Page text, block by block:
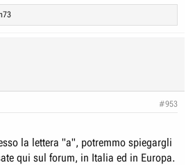
#953
la lettera "a", potremmo spiegargli
qui sul forum, in Italia ed in Europa.